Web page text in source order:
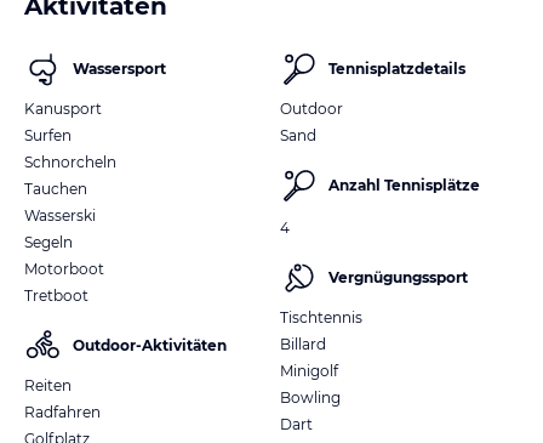
Wassersport
Kanusport
Surfen
Schnorcheln
Tauchen
Wasserski
Segeln
Motorboot
Tretboot
Outdoor-Aktivitäten
Reiten
Radfahren
Golfplatz
Tennisplatzdetails
Outdoor
Sand
Anzahl Tennisplätze
4
Vergnügungssport
Tischtennis
Billard
Minigolf
Bowling
Dart